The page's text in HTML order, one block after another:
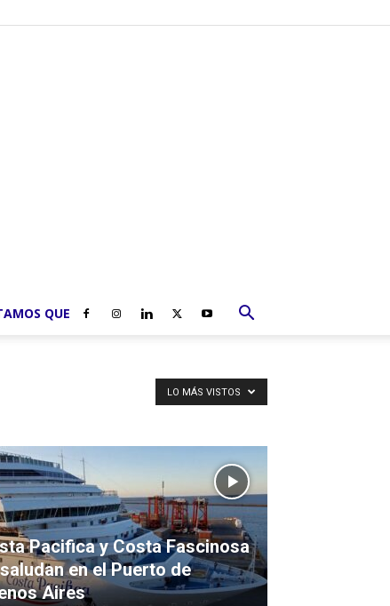
QUE
LO MÁS VISTOS
Pacifica y Costa Fascinosa
en el Puerto de
Aires